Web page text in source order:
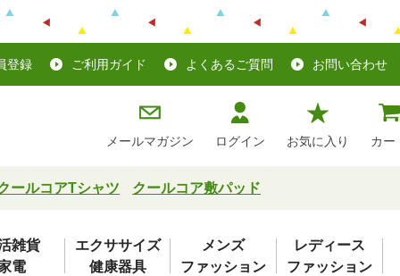
登録 ご利用ガイド よくあるご質問 お問い合わせ
メールマガジン ログイン お気に入り カー
ールコアTシャツ クールコア敷パッド
雑貨
電
エクササイズ
健康器具
メンズ
ファッション
レディース
ファッション